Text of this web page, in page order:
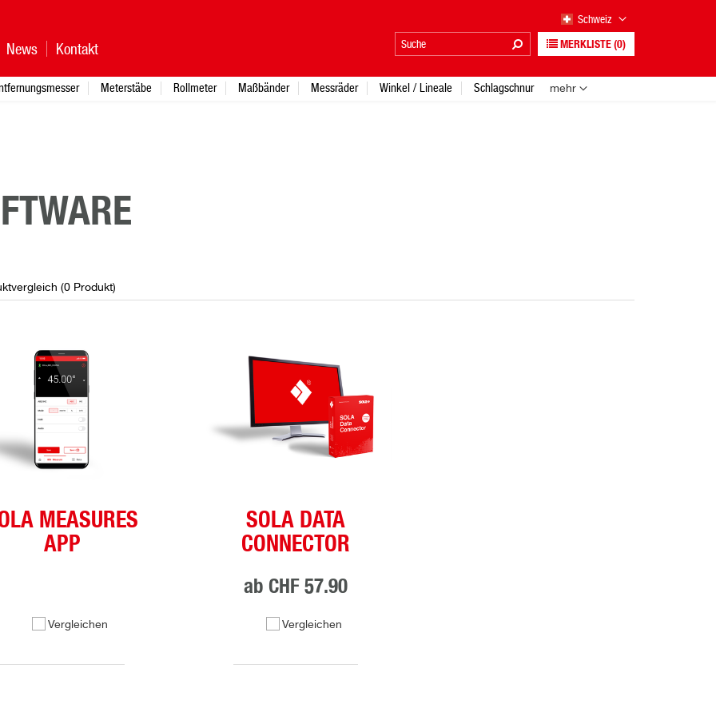
(0 Produkt)
MEASURES
APP
Vergleichen
SOLA DATA
CONNECTOR
ab CHF 57.90
Vergleichen
News Kontakt
Schweiz
MERKLISTE (0)
Meterstäbe Rollmeter Maßbänder Messräder Winkel / Lineale Schlagschnur mehr